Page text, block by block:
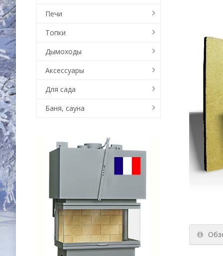
Печи
Топки
Дымоходы
Аксессуары
Для сада
Баня, сауна